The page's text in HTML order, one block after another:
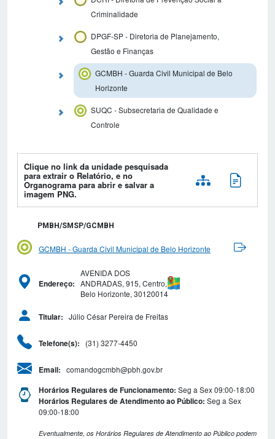
Criminalidade
DPGF-SP - Diretoria de Planejamento,
Gestão e Finanças
GCMBH - Guarda Civil Municipal de Belo
Horizonte
SUQC - Subsecretaria de Qualidade e
Controle
Clique no link da unidade pesquisada
para extrair o Relatório, e no
Organograma para abrir e salvar a
imagem PNG.
PMBH/SMSP/GCMBH
GCMBH - Guarda Civil Municipal de Belo Horizonte
Endereço:
AVENIDA DOS
ANDRADAS, 915, Centro,
Belo Horizonte, 30120014
Titular: Júlio César Pereira de Freitas
Telefone(s): (31) 3277-4450
Email: comandogcmbh@pbh.gov.br
Horários Regulares de Funcionamento: Seg a Sex 09:00-18:00
Horários Regulares de Atendimento ao Público: Seg a Sex
09:00-18:00
Eventualmente, os Horários Regulares de Atendimento ao Público podem